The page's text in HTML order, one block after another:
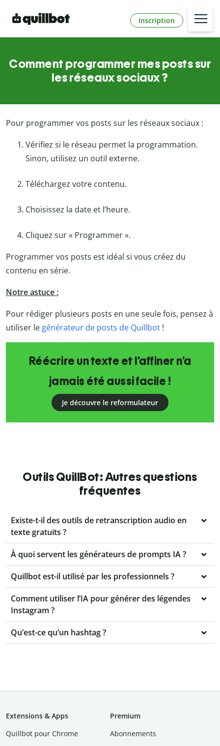
Inscription
Comment programmer mes posts sur
les réseaux sociaux ?
Pour programmer vos posts sur les réseaux sociaux :
Vérifiez si le réseau permet la programmation.
Sinon, utilisez un outil externe.
Téléchargez votre contenu.
Choisissez la date et l’heure.
Cliquez sur « Programmer ».
Programmer vos posts est idéal si vous créez du
contenu en série.
Notre astuce :
Pour rédiger plusieurs posts en une seule fois, pensez à
utiliser le générateur de posts de Quillbot !
Réécrire un texte et l’affiner n’a
jamais été aussi facile !
Je découvre le reformulateur
Outils QuillBot: Autres questions
fréquentes
Existe-t-il des outils de retranscription audio en
texte gratuits ?
À quoi servent les générateurs de prompts IA ?
Quillbot est-il utilisé par les professionnels ?
Comment utiliser l’IA pour générer des légendes
Instagram ?
Qu’est-ce qu’un hashtag ?
Extensions & Apps
Quillbot pour Chrome
Premium
Abonnements